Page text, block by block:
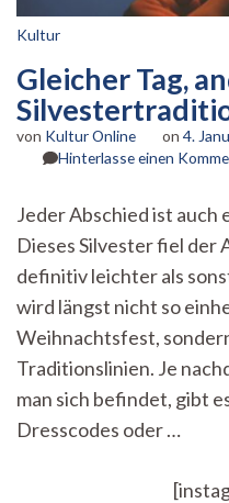
Kultur
Gleicher Tag,
von Kultur Online on 4.
Hinterlasse einen
Jeder Abschied ist auch
Dieses Silvester fiel der
definitiv leichter als
wird längst nicht so
Weihnachtsfest,
Traditionslinien. Je
man sich befindet, gibt
Dresscodes oder …